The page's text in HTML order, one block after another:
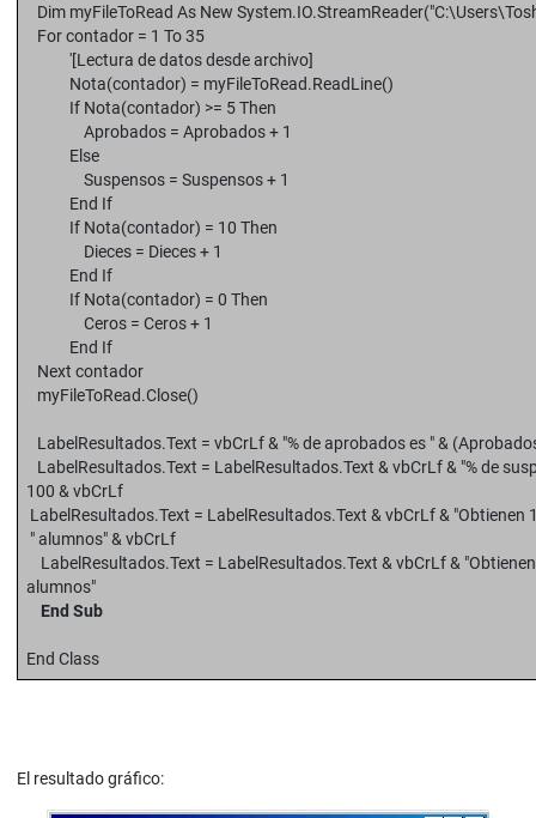
Dim myFileToRead As New
For contador = 1 To 35
'[Lectura de datos desde archivo]
Nota(contador) = myFileToRead.ReadLine()
If Nota(contador) >= 5 Then
Aprobados = Aprobados + 1
Else
Suspensos = Suspensos + 1
End If
If Nota(contador) = 10 Then
Dieces = Dieces + 1
End If
If Nota(contador) = 0 Then
Ceros = Ceros + 1
End If
Next contador
myFileToRead.Close()
LabelResultados.Text = vbCrLf & "% de aprobados es " &
LabelResultados.Text = LabelResultados.Text & vbCrLf & "% de
100 & vbCrLf
LabelResultados.Text = LabelResultados.Text & vbCrLf & "Obtienen
" alumnos" & vbCrLf
LabelResultados.Text = LabelResultados.Text & vbCrLf &
alumnos"
End Sub
End Class
El resultado gráfico: